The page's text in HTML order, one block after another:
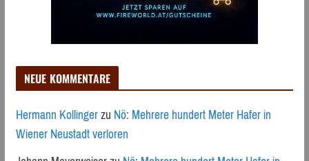
NEUE KOMMENTARE
Hermann KollingerzuNö: Mehrere hundert Meter Hafer in
Wiener Neustadt verloren